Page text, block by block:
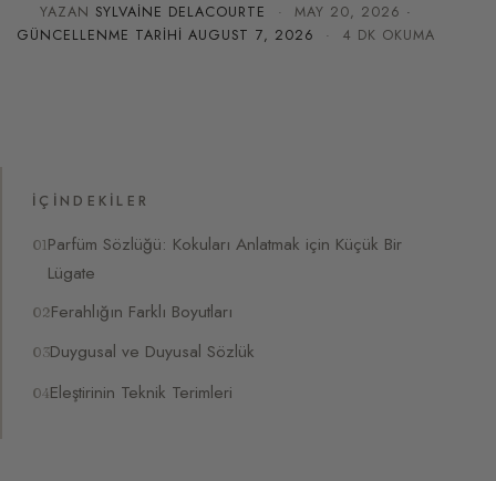
YAZAN SYLVAINE DELACOURTE · MAY 20, 2026 ·
GÜNCELLENME TARIHIAUGUST 7, 2026 · 4 DK OKUMA
İÇINDEKILER
Parfüm Sözlüğü: Kokuları Anlatmak için Küçük Bir
Lügate
Ferahlığın Farklı Boyutları
Duygusal ve Duyusal Sözlük
Eleştirinin Teknik Terimleri